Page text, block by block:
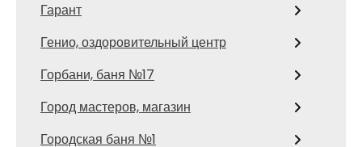
Гарант
Генио, оздоровительный центр
Горбани, баня №17
Город мастеров, магазин
Городская баня №1